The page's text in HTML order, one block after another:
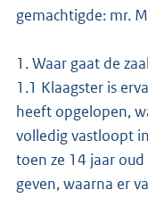
gemachtigde: mr.
1. Waar gaat de
1.1 Klaagster is
heeft opgelopen,
volledig vastloopt
toen ze 14 jaar
geven, waarna er